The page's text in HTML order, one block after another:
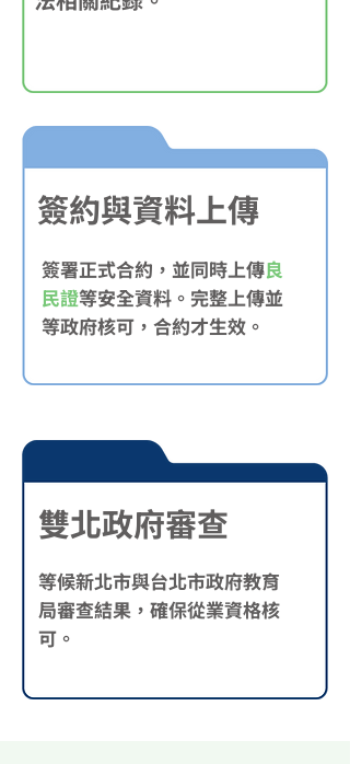
簽約與資料上傳
簽署正式合約，並同時上傳良
民證等安全資料。完整上傳並
等政府核可，合約才生效。
雙北政府審查
等候新北市與台北市政府教育
局審查結果，確保從業資格核
可。